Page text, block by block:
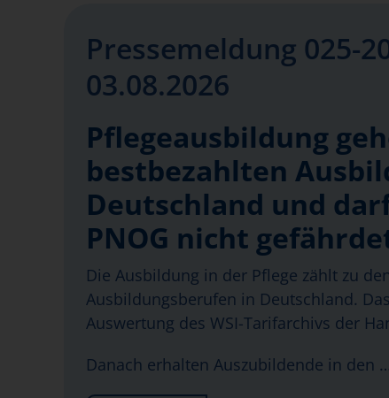
Pressemeldung 025-
03.08.2026
Pflegeausbildung
bestbezahlten
Deutschland und
PNOG nicht
Die Ausbildung in der Pflege zählt zu
Ausbildungsberufen in Deutschland.
Auswertung des WSI-Tarifarchivs der
Danach erhalten Auszubildende in den …